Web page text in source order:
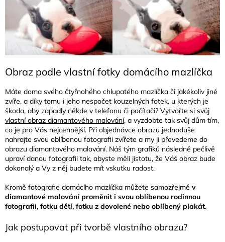
Obraz podle vlastní fotky domácího mazlíčka
Máte doma svého čtyřnohého chlupatého mazlíčka či jakékoliv jiné
zvíře, a díky tomu i jeho nespočet kouzelných fotek, u kterých je
škoda, aby zapadly někde v telefonu či počítači? Vytvořte si svůj
vlastní obraz diamantového malování, a vyzdobte tak svůj dům tím,
co je pro Vás nejcennější. Při objednávce obrazu jednoduše
nahrajte svou oblíbenou fotografii zvířete a my ji převedeme do
obrazu diamantového malování. Náš tým grafiků následně pečlivě
upraví danou fotografii tak, abyste měli jistotu, že Váš obraz bude
dokonalý a Vy z něj budete mít vskutku radost.
Kromě fotografie domácího mazlíčka můžete samozřejmě v
diamantové malování proměnit i svou oblíbenou rodinnou
fotografii, fotku dětí, fotku z dovolené nebo oblíbený plakát.
Jak postupovat při tvorbě vlastního obrazu?